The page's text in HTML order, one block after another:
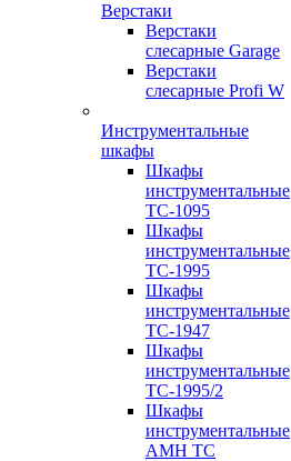
Верстаки
Верстаки
слесарные Garage
Верстаки
слесарные Profi W
Инструментальные
шкафы
Шкафы
инструментальные
TC-1095
Шкафы
инструментальные
TC-1995
Шкафы
инструментальные
TC-1947
Шкафы
инструментальные
TC-1995/2
Шкафы
инструментальные
AMH TC